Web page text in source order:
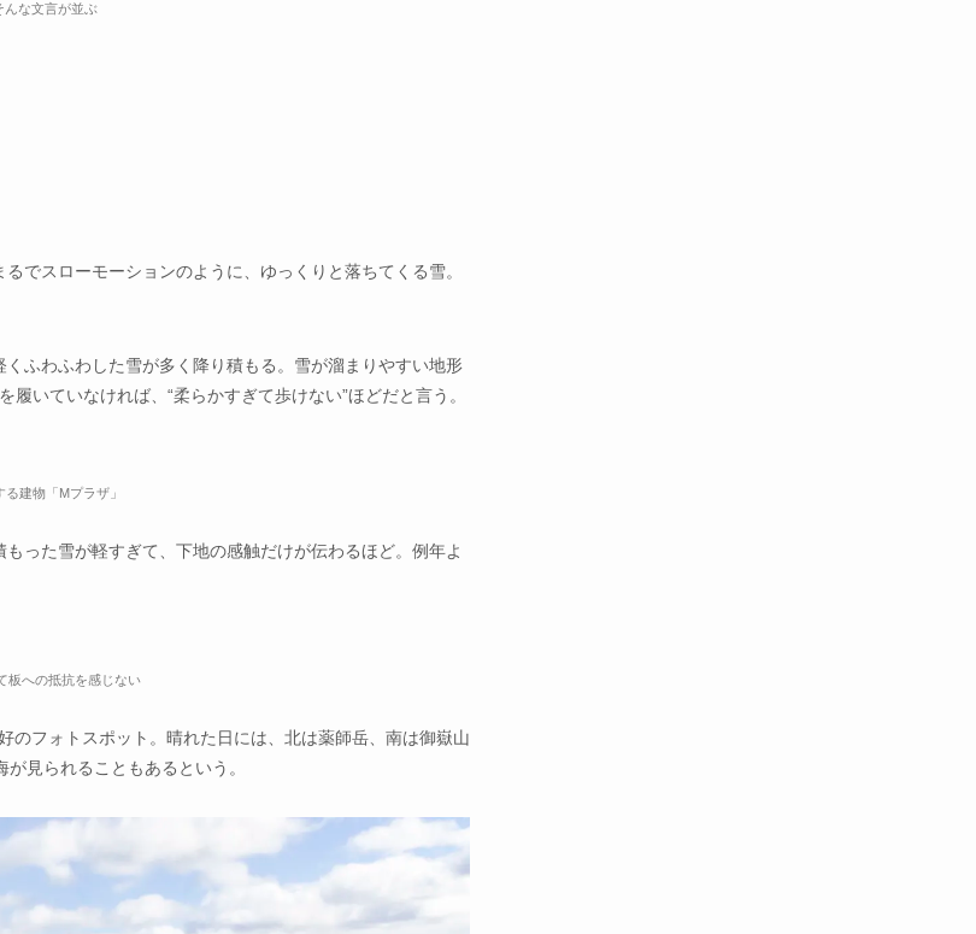
んな文言が並ぶ
でスローモーションのように、ゆっくりと落ちてくる雪。
ふわふわした雪が多く降り積もる。雪が溜まりやすい地形
いていなければ、“柔らかすぎて歩けない”ほどだと言う。
建物「Mプラザ」
った雪が軽すぎて、下地の感触だけが伝わるほど。例年よ
板への抵抗を感じない
フォトスポット。晴れた日には、北は薬師岳、南は御嶽山
見られることもあるという。